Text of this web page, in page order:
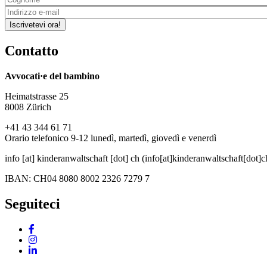
Iscrivetevi ora!
Contatto
Avvocati·e del bambino
Heimatstrasse 25
8008 Zürich
+41 43 344 61 71
Orario telefonico 9-12 lunedì, martedì, giovedì e venerdì
info [at] kinderanwaltschaft [dot] ch
IBAN: CH04 8080 8002 2326 7279 7
Seguiteci